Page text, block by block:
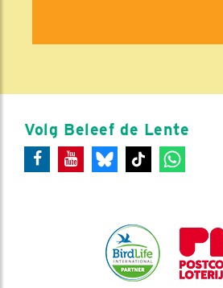
Volg Beleef de Lente